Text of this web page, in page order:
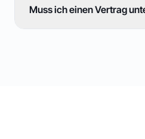
Muss ich einen Vertrag